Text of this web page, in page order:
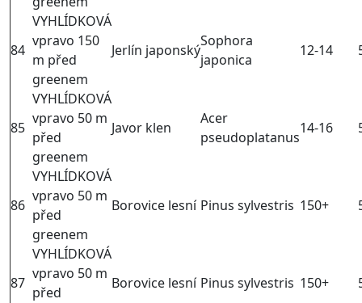
84
VYHLÍDKOVÁ
vpravo 150
m před
greenem
Jerlín japonský
Sophora
japonica
12-14
85
VYHLÍDKOVÁ
vpravo 50 m
před
greenem
Javor klen
Acer
pseudoplatanus
14-16
86
VYHLÍDKOVÁ
vpravo 50 m
před
greenem
Borovice lesní Pinus sylvestris 150+
87
VYHLÍDKOVÁ
vpravo 50 m
před
Borovice lesní Pinus sylvestris 150+